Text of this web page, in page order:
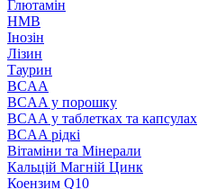
Глютамін
HMB
Інозін
Лізин
Таурин
BCAA
BCAA у порошку
BCAA у таблетках та капсулах
BCAA рідкі
Вітаміни та Мінерали
Кальцій Магній Цинк
Коензим Q10